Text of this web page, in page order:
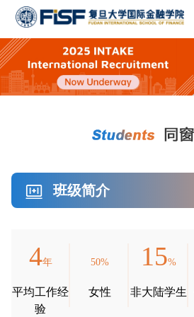
班级简介
4年
平均工作经
验
50%
女性
15%
非大陆学生